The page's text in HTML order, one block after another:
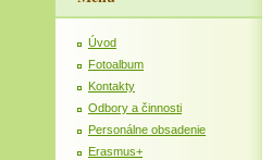
Úvod
Fotoalbum
Kontakty
Odbory a činnosti
Personálne obsadenie
Erasmus+